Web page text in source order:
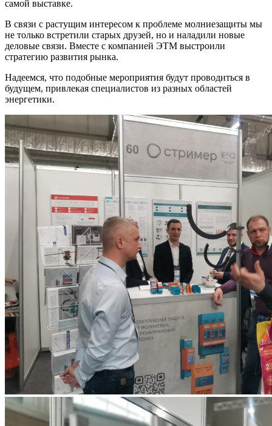
самой выставке.
В связи с растущим интересом к проблеме молниезащиты мы
не только встретили старых друзей, но и наладили новые
деловые связи. Вместе с компанией ЭТМ выстроили
стратегию развития рынка.
Надеемся, что подобные мероприятия будут проводиться в
будущем, привлекая специалистов из разных областей
энергетики.